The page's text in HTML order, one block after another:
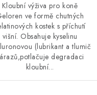
Kloubní výživa pro koně
ve formě chutných
kostek s příchutí
višní. Obsahuje kyselinu
(lubrikant a tlumič
degradaci
kloubní...